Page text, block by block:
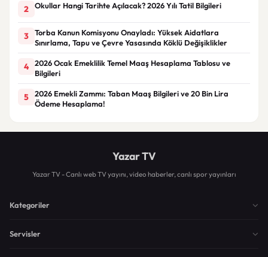
2 Okullar Hangi Tarihte Açılacak? 2026 Yılı Tatil Bilgileri
3
Torba Kanun Komisyonu Onayladı: Yüksek Aidatlara
Sınırlama, Tapu ve Çevre Yasasında Köklü Değişiklikler
4
2026 Ocak Emeklilik Temel Maaş Hesaplama Tablosu ve
Bilgileri
5
2026 Emekli Zammı: Taban Maaş Bilgileri ve 20 Bin Lira
Ödeme Hesaplama!
Yazar TV
Yazar TV - Canlı web TV yayını, video haberler, canlı spor yayınları
Kategoriler
Servisler